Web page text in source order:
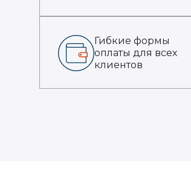
Гибкие формы
оплаты для всех
клиентов